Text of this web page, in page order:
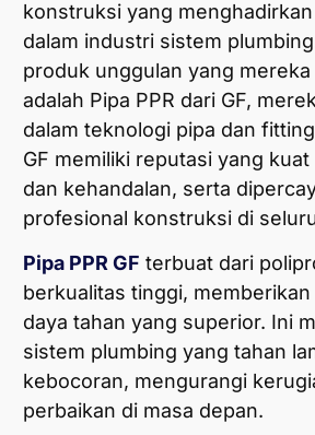
konstruksi yang
dalam industri sistem
produk unggulan yang
adalah Pipa PPR dari GF,
dalam teknologi pipa dan
GF memiliki reputasi yang
dan kehandalan, serta
profesional konstruksi di
Pipa PPR GF terbuat dari
berkualitas tinggi,
daya tahan yang superior. Ini
sistem plumbing yang tahan
kebocoran, mengurangi
perbaikan di masa depan.